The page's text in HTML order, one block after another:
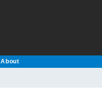
About